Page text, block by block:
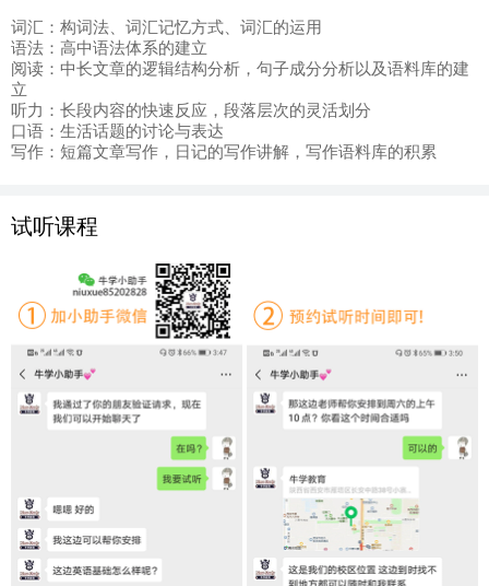
词汇：构词法、词汇记忆方式、词汇的运用
语法：高中语法体系的建立
阅读：中长文章的逻辑结构分析，句子成分分析以及语料库的建
立
听力：长段内容的快速反应，段落层次的灵活划分
口语：生活话题的讨论与表达
写作：短篇文章写作，日记的写作讲解，写作语料库的积累
试听课程